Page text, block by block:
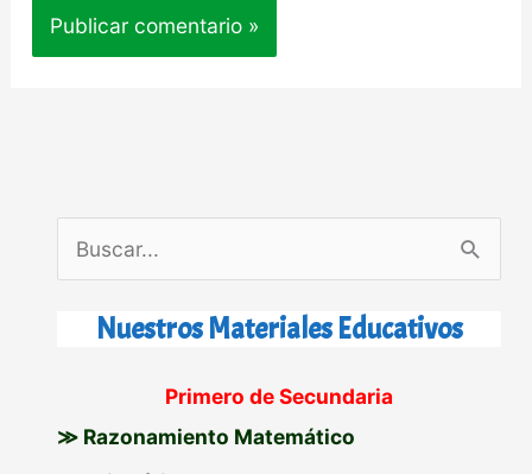
u
r
Nuestros Materiales Educativos
Primero de Secundaria
≫ Razonamiento Matemático